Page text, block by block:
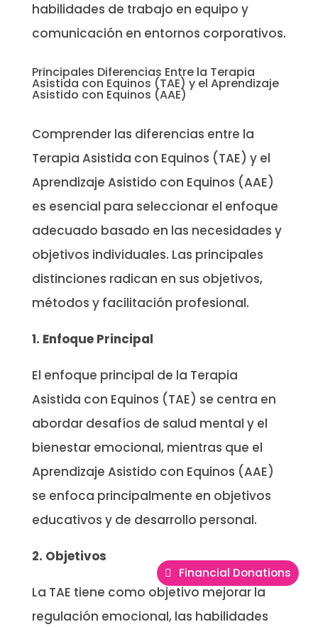
habilidades de trabajo en equipo y
comunicación en entornos corporativos.
Principales Diferencias Entre la Terapia
Asistida con Equinos (TAE) y el Aprendizaje
Asistido con Equinos (AAE)
Comprender las diferencias entre la
Terapia Asistida con Equinos (TAE) y el
Aprendizaje Asistido con Equinos (AAE)
es esencial para seleccionar el enfoque
adecuado basado en las necesidades y
objetivos individuales. Las principales
distinciones radican en sus objetivos,
métodos y facilitación profesional.
1. Enfoque Principal
El enfoque principal de la Terapia
Asistida con Equinos (TAE) se centra en
abordar desafíos de salud mental y el
bienestar emocional, mientras que el
Aprendizaje Asistido con Equinos (AAE)
se enfoca principalmente en objetivos
educativos y de desarrollo personal.
2. Objetivos
La TAE tiene como objetivo mejorar la
regulación emocional, las habilidades
Financial Donations